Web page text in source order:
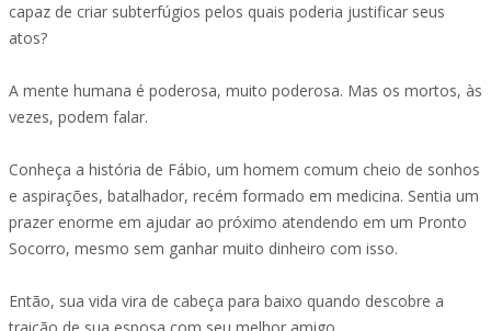
capaz de criar subterfúgios pelos quais poderia justificar seus
atos?
A mente humana é poderosa, muito poderosa. Mas os mortos, às
vezes, podem falar.
Conheça a história de Fábio, um homem comum cheio de sonhos
e aspirações, batalhador, recém formado em medicina. Sentia um
prazer enorme em ajudar ao próximo atendendo em um Pronto
Socorro, mesmo sem ganhar muito dinheiro com isso.
Então, sua vida vira de cabeça para baixo quando descobre a